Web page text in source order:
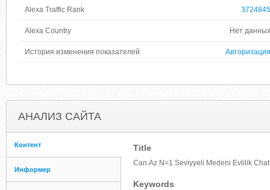
Alexa Traffic Rank 3724845
Alexa Country Нет данных
История изменения показателей Авторизация
АНАЛИЗ САЙТА
Контент
Информер
Title
Can.Az N=1 Seviyyeli Medeni Evlilik
Keywords